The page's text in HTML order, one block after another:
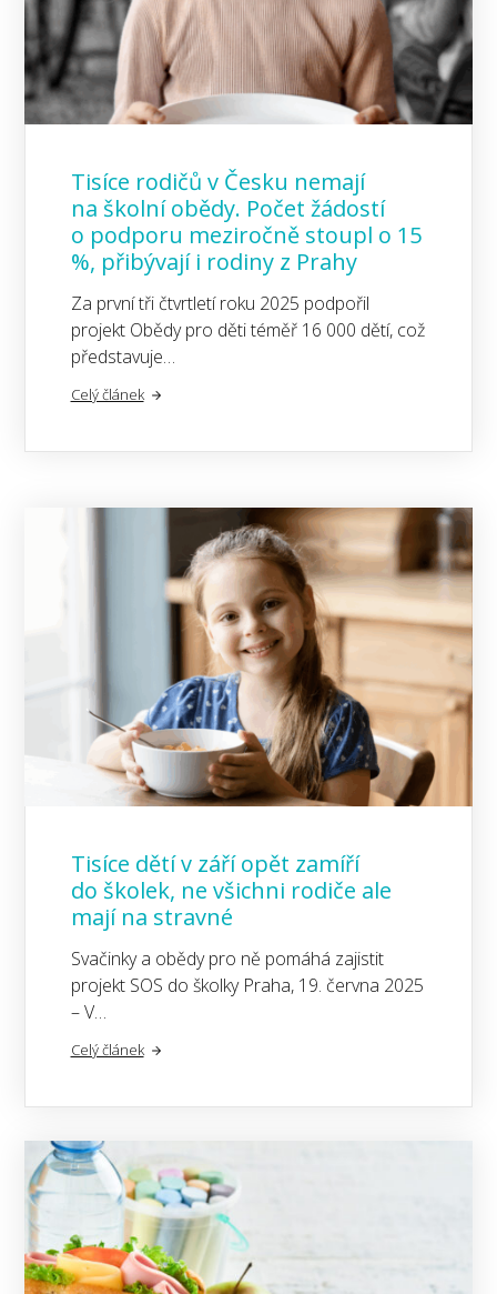
Tisíce rodičů v Česku nemají
na školní obědy. Počet žádostí
o podporu meziročně stoupl o 15
%, přibývají i rodiny z Prahy
Za první tři čtvrtletí roku 2025 podpořil
projekt Obědy pro děti téměř 16 000 dětí, což
představuje…
Celý článek
Tisíce dětí v září opět zamíří
do školek, ne všichni rodiče ale
mají na stravné
Svačinky a obědy pro ně pomáhá zajistit
projekt SOS do školky Praha, 19. června 2025
– V…
Celý článek